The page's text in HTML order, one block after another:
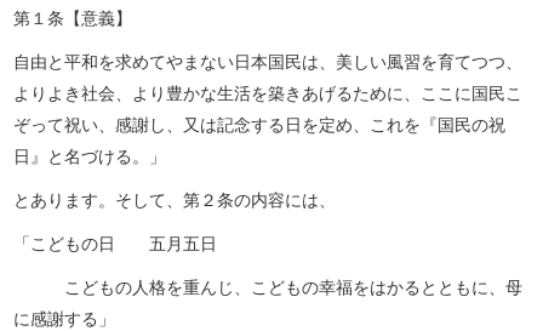
第１条【意義】
自由と平和を求めてやまない日本国民は、美しい風習を育てつつ、
よりよき社会、より豊かな生活を築きあげるために、ここに国民こ
ぞって祝い、感謝し、又は記念する日を定め、これを『国民の祝
日』と名づける。」
とあります。そして、第２条の内容には、
「こどもの日 五月五日
こどもの人格を重んじ、こどもの幸福をはかるとともに、母
に感謝する」